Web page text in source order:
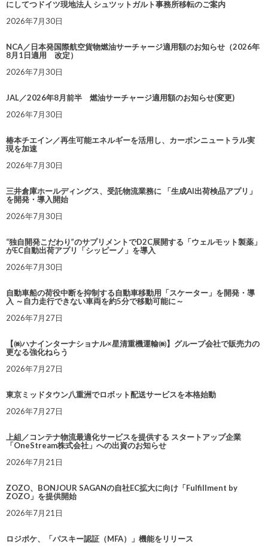
にしてつドイツ現地法人 シュツットガルト事務所移転のご案内
2026年7月30日
NCA／日本発国際航空貨物燃油サーチャージ適用額のお知らせ（2026年
8月1日適用 改定）
2026年7月30日
JAL／2026年8月前半 燃油サーチャージ適用額のお知らせ(変更)
2026年7月30日
椿本チエイン／再生可能エネルギーを活用し、カーボンニュートラル実
現を加速
2026年7月30日
三井倉庫ホールディングス、受託物流業務に 「生成AI出荷検品アプリ」
を開発・導入開始
2026年7月30日
“独自開発こだわり”のサプリメントでD2C展開する「ウェルモット製薬」
がEC自動出荷アプリ「シッピーノ」を導入
2026年7月30日
自動車船の荷役中断を抑制する自動車移動用「スケーター」を開発・導
入 ～自力走行できない車両を約5分で移動可能に～
2026年7月27日
【㈱ハナインターナショナル×星清重機運輸㈱】グループ会社で販売力の
更なる強化ねらう
2026年7月27日
東京ミッドタウン八重洲でロボット配送サービスを本格始動
2026年7月27日
上組／コンテナ物流最適化サービスを提供する スタートアップ企業
「OneStream株式会社」への出資のお知らせ
2026年7月21日
ZOZO、BONJOUR SAGANの自社EC拡大に向け「Fulfillment by
ZOZO」を提供開始
2026年7月21日
ロジポケ、「パスキー認証（MFA）」機能をリリース